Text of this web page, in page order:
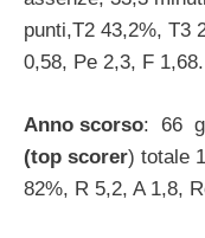
punti,T2 43,2%, T3
0,58, Pe 2,3, F 1,68.
Anno scorso: 66
(top scorer) totale
82%, R 5,2, A 1,8,